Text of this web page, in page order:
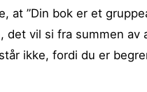
at ”Din bok er et
vil si fra summen av
ikke, fordi du er